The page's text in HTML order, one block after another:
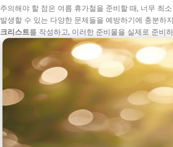
주의해야 할 점은 여름 휴가철을 준비할 때, 너무 최
발생할 수 있는 다양한 문제들을 예방하기에 충분하
크리스트를 작성하고, 이러한 준비물을 실제로 준비